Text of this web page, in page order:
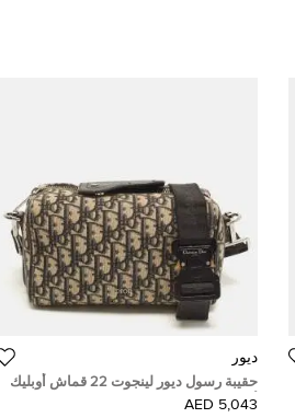
ديور
حقيبة رسول ديور لينجوت 22 قماش أوبليك
أزرق داكن وجلد
5,043 AED